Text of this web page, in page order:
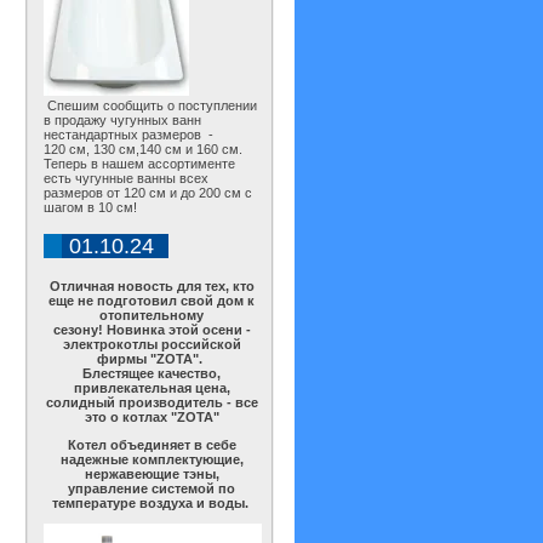
Спешим сообщить о поступлении
в продажу чугунных ванн
нестандартных размеров -
120 см, 130 см,140 см и 160 см.
Теперь в нашем ассортименте
есть чугунные ванны всех
размеров от 120 см и до 200 см с
шагом в 10 см!
01.10.24
Отличная новость для тех, кто
еще не подготовил свой дом к
отопительному
сезону! Новинка этой осени -
электрокотлы российской
фирмы "ZOTA".
Блестящее качество,
привлекательная цена,
солидный производитель - все
это о котлах "ZOTA"
Котел объединяет в себе
надежные комплектующие,
нержавеющие тэны,
управление системой по
температуре воздуха и воды.